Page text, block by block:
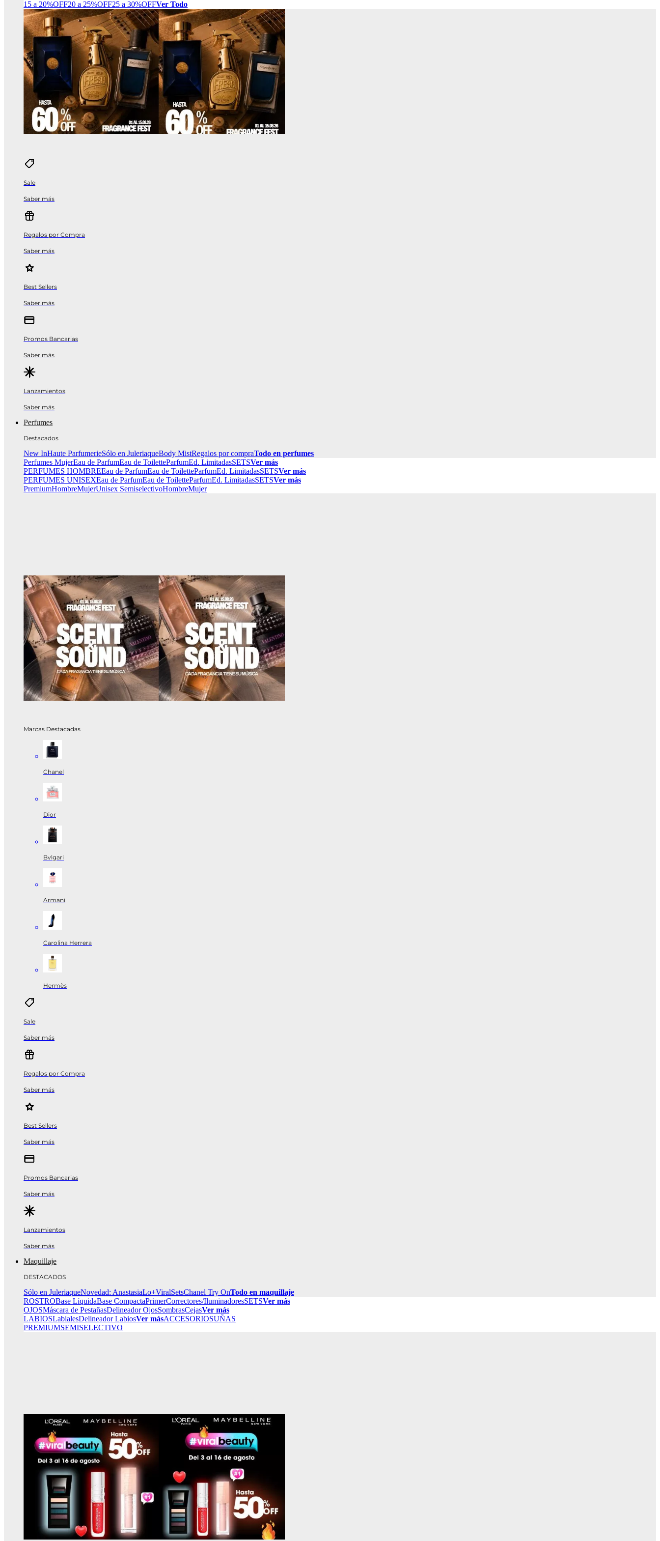
15 a 20%OFF20 a 25%OFF25 a 30%OFFVer Todo
Sale
Saber más
Regalos por Compra
Saber más
Best Sellers
Saber más
Promos Bancarias
Saber más
Lanzamientos
Saber más
Perfumes
Destacados
New InHaute ParfumerieSólo en JuleriaqueBody MistRegalos por compraTodo en perfumes
Perfumes MujerEau de ParfumEau de ToiletteParfumEd. LimitadasSETSVer más
PERFUMES HOMBREEau de ParfumEau de ToiletteParfumEd. LimitadasSETSVer más
PERFUMES UNISEXEau de ParfumEau de ToiletteParfumEd. LimitadasSETSVer más
PremiumHombreMujerUnisex SemiselectivoHombreMujer
Marcas Destacadas
Chanel
Dior
Bvlgari
Armani
Carolina Herrera
Hermès
Sale
Saber más
Regalos por Compra
Saber más
Best Sellers
Saber más
Promos Bancarias
Saber más
Lanzamientos
Saber más
Maquillaje
DESTACADOS
Sólo en JuleriaqueNovedad: AnastasiaLo+ViralSetsChanel Try OnTodo en maquillaje
ROSTROBase LíquidaBase CompactaPrimerCorrectores/IluminadoresSETSVer más
OJOSMáscara de PestañasDelineador OjosSombrasCejasVer más
LABIOSLabialesDelineador LabiosVer másACCESORIOSUÑAS
PREMIUMSEMISELECTIVO